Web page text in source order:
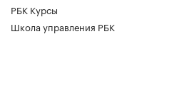
РБК Курсы
Школа управления РБК